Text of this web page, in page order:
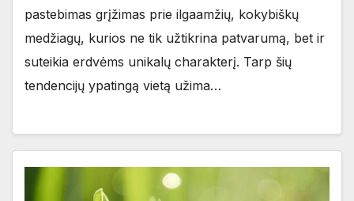
pastebimas grįžimas prie ilgaamžių, kokybiškų
medžiagų, kurios ne tik užtikrina patvarumą, bet ir
suteikia erdvėms unikalų charakterį. Tarp šių
tendencijų ypatingą vietą užima…